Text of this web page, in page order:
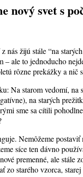
nový svet s
nás žijú stále “na
– ale to jednoducho
rôzne prekážky a nič
Na starom vedomí, na
na starých
sme sa cítili
Nemôžeme postaviť
síce ten dávno
premenné, ale stále
zo starého vzorca,